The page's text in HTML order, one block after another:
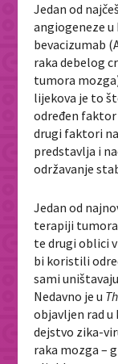
Jedan od
angiogeneze
bevacizumab
raka debelog
tumora
lijekova je to
određen faktor
drugi faktori
predstavlja i
održavanje
Jedan od
terapiji
te drugi oblici
bi koristili
sami
Nedavno je u
objavljen rad
dejstvo zika-
raka mozga –